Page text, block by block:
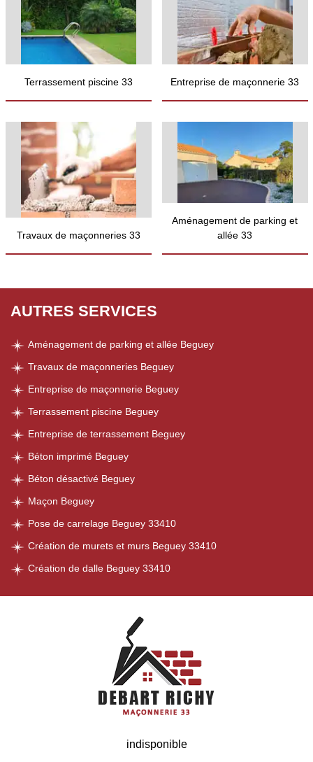
Terrassement piscine 33 Entreprise de maçonnerie 33
Travaux de maçonneries 33
Aménagement de parking et
allée 33
AUTRES SERVICES
Aménagement de parking et allée Beguey
Travaux de maçonneries Beguey
Entreprise de maçonnerie Beguey
Terrassement piscine Beguey
Entreprise de terrassement Beguey
Béton imprimé Beguey
Béton désactivé Beguey
Maçon Beguey
Pose de carrelage Beguey 33410
Création de murets et murs Beguey 33410
Création de dalle Beguey 33410
indisponible